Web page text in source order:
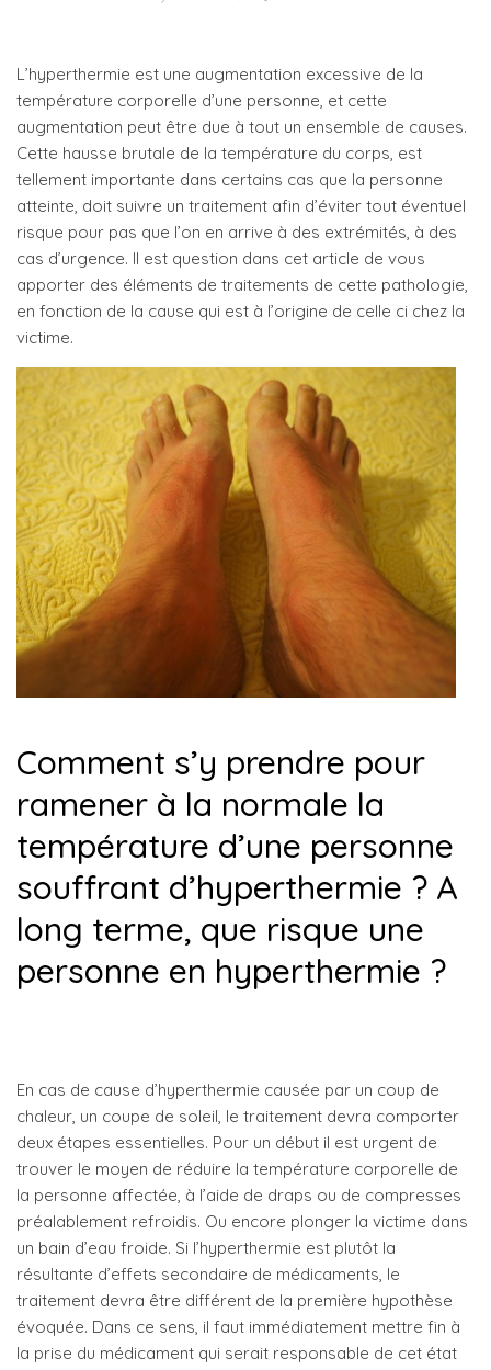
L’hyperthermie est une augmentation excessive de la
température corporelle d’une personne, et cette
augmentation peut être due à tout un ensemble de causes.
Cette hausse brutale de la température du corps, est
tellement importante dans certains cas que la personne
atteinte, doit suivre un traitement afin d’éviter tout éventuel
risque pour pas que l’on en arrive à des extrémités, à des
cas d’urgence. Il est question dans cet article de vous
apporter des éléments de traitements de cette pathologie,
en fonction de la cause qui est à l’origine de celle ci chez la
victime.
Comment s’y prendre pour
ramener à la normale la
température d’une personne
souffrant d’hyperthermie ? A
long terme, que risque une
personne en hyperthermie ?
En cas de cause d’hyperthermie causée par un coup de
chaleur, un coupe de soleil, le traitement devra comporter
deux étapes essentielles. Pour un début il est urgent de
trouver le moyen de réduire la température corporelle de
la personne affectée, à l’aide de draps ou de compresses
préalablement refroidis. Ou encore plonger la victime dans
un bain d’eau froide. Si l’hyperthermie est plutôt la
résultante d’effets secondaire de médicaments, le
traitement devra être différent de la première hypothèse
évoquée. Dans ce sens, il faut immédiatement mettre fin à
la prise du médicament qui serait responsable de cet état